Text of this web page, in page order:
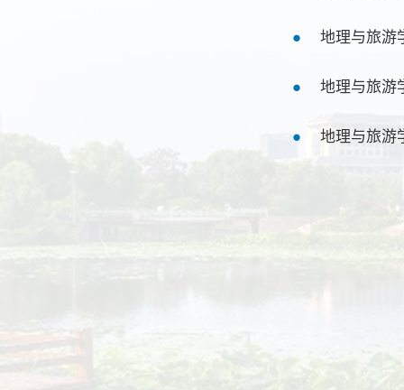
地理与旅游
地理与旅游
地理与旅游